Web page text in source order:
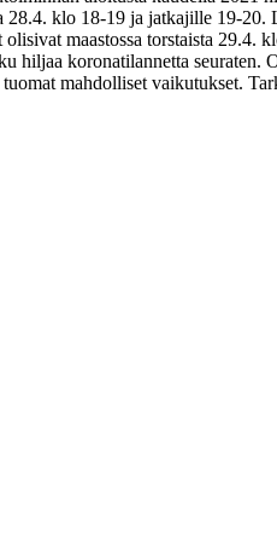
klo 18-19 ja jatkajille 19-
maastossa torstaista
koronatilannetta
mahdolliset vaikutukset.